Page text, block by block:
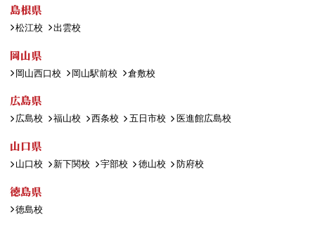
島根県
松江校 出雲校
岡山県
岡山西口校 岡山駅前校 倉敷校
広島県
広島校 福山校 西条校 五日市校 医進館広島校
山口県
山口校 新下関校 宇部校 徳山校 防府校
徳島県
徳島校